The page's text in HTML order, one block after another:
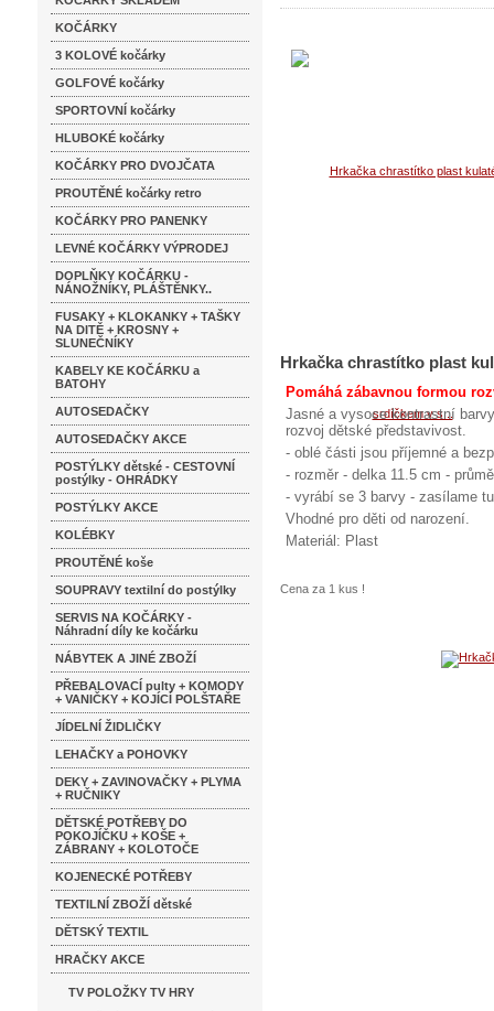
KOČÁRKY
3 KOLOVÉ kočárky
GOLFOVÉ kočárky
SPORTOVNÍ kočárky
HLUBOKÉ kočárky
KOČÁRKY PRO DVOJČATA
PROUTĚNÉ kočárky retro
KOČÁRKY PRO PANENKY
LEVNÉ KOČÁRKY VÝPRODEJ
DOPLŇKY KOČÁRKU -
NÁNOŽNÍKY, PLÁŠTĚNKY..
FUSAKY + KLOKANKY + TAŠKY
NA DITĚ + KROSNY +
SLUNEČNÍKY
KABELY KE KOČÁRKU a
BATOHY
AUTOSEDAČKY
AUTOSEDAČKY AKCE
POSTÝLKY dětské - CESTOVNÍ
postýlky - OHRÁDKY
POSTÝLKY AKCE
KOLÉBKY
PROUTĚNÉ koše
SOUPRAVY textilní do postýlky
SERVIS NA KOČÁRKY -
Náhradní díly ke kočárku
NÁBYTEK A JINÉ ZBOŽÍ
PŘEBALOVACÍ pulty + KOMODY
+ VANIČKY + KOJÍCÍ POLŠTAŘE
JÍDELNÍ ŽIDLIČKY
LEHAČKY a POHOVKY
DEKY + ZAVINOVAČKY + PLYMA
+ RUČNIKY
DĚTSKÉ POTŘEBY DO
POKOJÍČKU + KOŠE +
ZÁBRANY + KOLOTOČE
KOJENECKÉ POTŘEBY
TEXTILNÍ ZBOŽÍ dětské
DĚTSKÝ TEXTIL
HRAČKY AKCE
TV POLOŽKY TV HRY
Hrkačka chrastítko plast
Pomáhá zábavnou formou
Jasné a vysoce kontrastní
rozvoj dětské představivost.
- oblé části jsou příjemné a
- rozměr - delka 11.5 cm -
- vyrábí se 3 barvy - zasílame
Vhodné pro děti od narození.
Materiál: Plast
Cena za 1 kus !